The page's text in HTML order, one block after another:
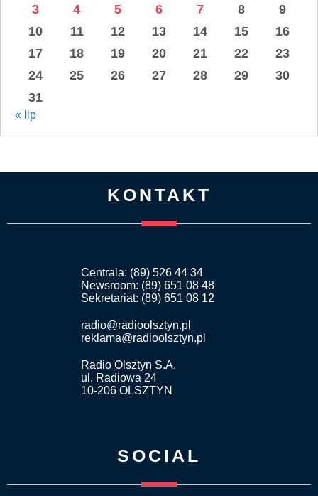
3
4 5 6 7 8
9
10
11 12 13 14 15
16
17
18 19 20 21 22
23
24
25 26 27 28 29
30
31
« lip
KONTAKT
Centrala: (89) 526 44 34
Newsroom: (89) 651 08 48
Sekretariat: (89) 651 08 12
radio@radioolsztyn.pl
reklama@radioolsztyn.pl
Radio Olsztyn S.A.
ul. Radiowa 24
10-206 OLSZTYN
SOCIAL